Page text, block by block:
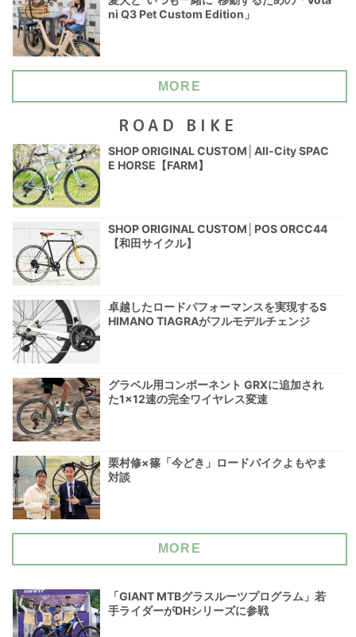
ni Q3 Pet Custom Edition」
MORE
ROAD BIKE
SHOP ORIGINAL CUSTOM│All-City SPAC
E HORSE【FARM】
SHOP ORIGINAL CUSTOM│POS ORCC44
【和田サイクル】
卓越したロードパフォーマンスを実現するS
HIMANO TIAGRAがフルモデルチェンジ
グラベル用コンポーネント GRXに追加され
た1×12速の完全ワイヤレス変速
栗村修×篠「今どき」ロードバイクよもやま
対談
MORE
「GIANT MTBグラスルーツプログラム」若
手ライダーがDHシリーズに参戦